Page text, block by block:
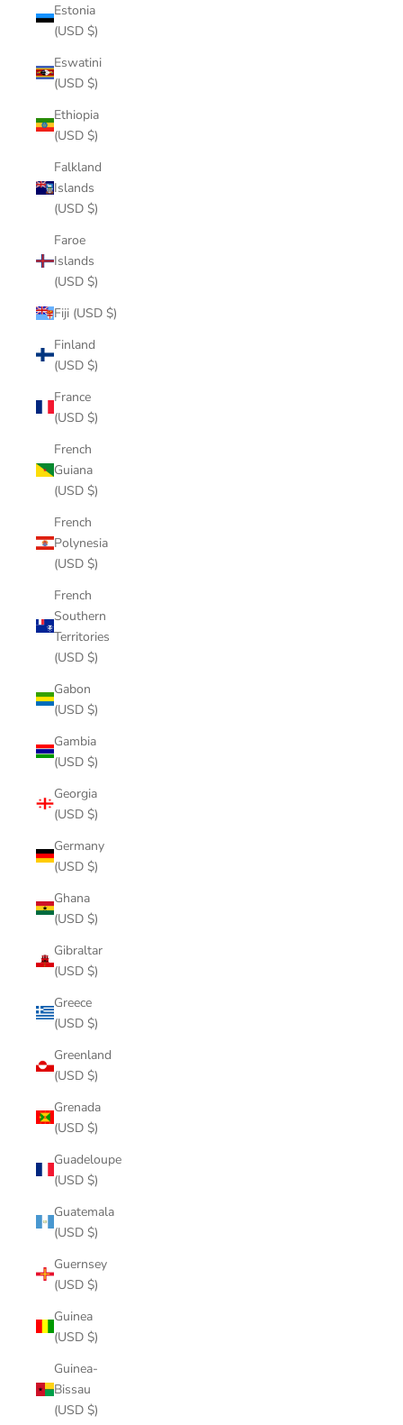
Estonia
(USD $)
Eswatini
(USD $)
Ethiopia
(USD $)
Falkland
Islands
(USD $)
Faroe
Islands
(USD $)
Fiji (USD $)
Finland
(USD $)
France
(USD $)
French
Guiana
(USD $)
French
Polynesia
(USD $)
French
Southern
Territories
(USD $)
Gabon
(USD $)
Gambia
(USD $)
Georgia
(USD $)
Germany
(USD $)
Ghana
(USD $)
Gibraltar
(USD $)
Greece
(USD $)
Greenland
(USD $)
Grenada
(USD $)
Guadeloupe
(USD $)
Guatemala
(USD $)
Guernsey
(USD $)
Guinea
(USD $)
Guinea-
Bissau
(USD $)